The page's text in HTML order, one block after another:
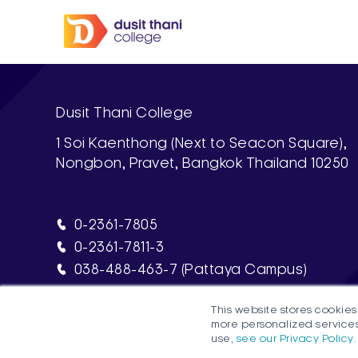
This website stores
more personalized
use, see our Privacy Policy.
Dusit Thani College
1 Soi Kaenthong (Next to Seacon Square),
Nongbon, Pravet, Bangkok Thailand 10250
0-2361-7805
0-2361-7811-3
038-488-463-7 (Pattaya Campus)